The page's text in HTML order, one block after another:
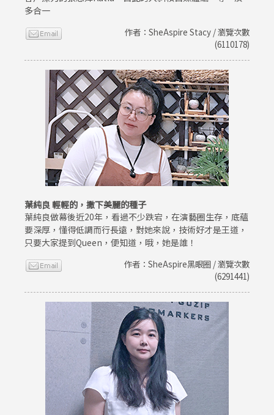
多合一
作者：SheAspire Stacy / 瀏覽次數
(6110178)
葉純良 輕輕的，撒下美麗的種子
葉純良做幕後近20年，看過不少跌宕，在演藝圈生存，底蘊
要深厚，懂得低調而行長遠，對她來說，技術好才是王道，
只要大家提到Queen，便知道，哦，她是誰！
作者：SheAspire黑眼圈 / 瀏覽次數
(6291441)